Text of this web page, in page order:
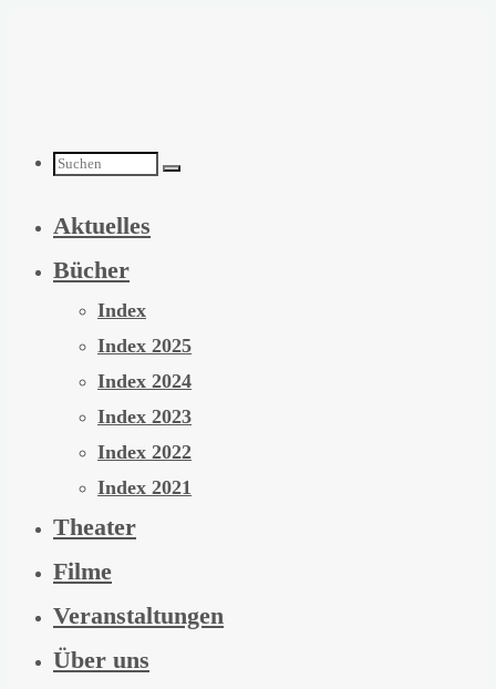
Suchen
nach:
Aktuelles
Bücher
Index
Index 2025
Index 2024
Index 2023
Index 2022
Index 2021
Theater
Filme
Veranstaltungen
Über uns